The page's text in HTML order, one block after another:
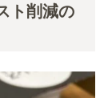
ト削減の